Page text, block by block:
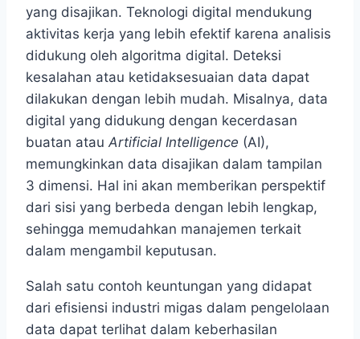
yang disajikan. Teknologi digital mendukung
aktivitas kerja yang lebih efektif karena analisis
didukung oleh algoritma digital. Deteksi
kesalahan atau ketidaksesuaian data dapat
dilakukan dengan lebih mudah. Misalnya, data
digital yang didukung dengan kecerdasan
buatan atau Artificial Intelligence (AI),
memungkinkan data disajikan dalam tampilan
3 dimensi. Hal ini akan memberikan perspektif
dari sisi yang berbeda dengan lebih lengkap,
sehingga memudahkan manajemen terkait
dalam mengambil keputusan.
Salah satu contoh keuntungan yang didapat
dari efisiensi industri migas dalam pengelolaan
data dapat terlihat dalam keberhasilan